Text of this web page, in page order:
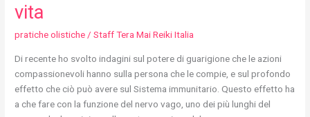
vita
pratiche olistiche /Staff Tera Mai Reiki Italia
Di recente ho svolto indagini sul potere di guarigione che le azioni
compassionevoli hanno sulla persona che le compie, e sul profondo
effetto che ciò può avere sul Sistema immunitario. Questo effetto ha
a che fare con la funzione del nervo vago, uno dei più lunghi del